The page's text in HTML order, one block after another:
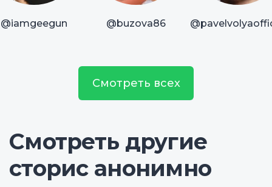
@iamgeegun @buzova86
Смотреть всех
Смотреть другие
сторис анонимно